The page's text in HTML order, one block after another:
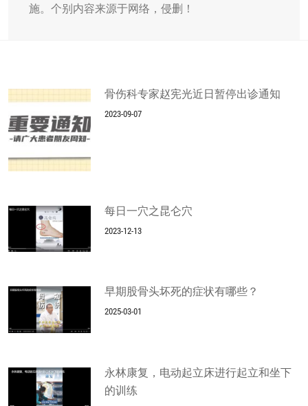
施。个别内容来源于网络，侵删！
骨伤科专家赵宪光近日暂停出诊通知
2023-09-07
每日一穴之昆仑穴
2023-12-13
早期股骨头坏死的症状有哪些？
2025-03-01
永林康复，电动起立床进行起立和坐下
的训练